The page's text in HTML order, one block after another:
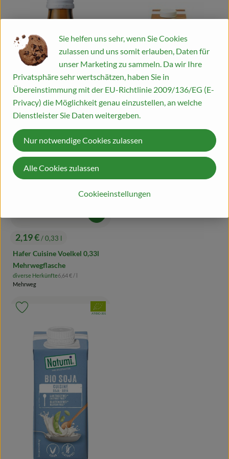
, Preis:
2,19 €/ 0,33 l
Hafer Cuisine Voelkel 0,33l
Mehrwegflasche
, Herkunft:
diverse Herkünfte, Referenzpreis:
6,64 €/ l
Mehrweg
Produkt zum Warenkorb hinzufügen
1,39 €/ 200 ml
Deutschland, Referenzpreis:
6,95 €/ l
, Verband:
, Kontrollstelle:
AT-BIO-301
Produkt zu Favouriten hinzufügen
Sie helfen uns sehr, wenn Sie Cookies
zulassen und uns somit erlauben, Daten für
unser Marketing zu sammeln. Da wir Ihre
Privatsphäre sehr wertschätzen, haben Sie in
Übereinstimmung mit der EU-Richtlinie 2009/136/EG (E-
Privacy) die Möglichkeit genau einzustellen, an welche
Dienstleister Sie Daten weitergeben.
Cookieeinstellungen
Nur notwendige Cookies zulassen
Alle Cookies zulassen